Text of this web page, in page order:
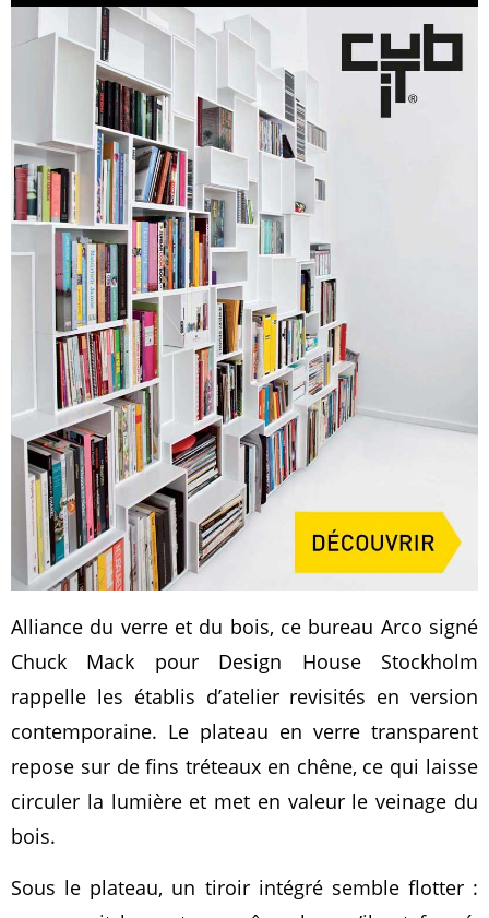
Alliance du verre et du bois, ce bureau Arco signé
Chuck Mack pour Design House Stockholm
rappelle les établis d’atelier revisités en version
contemporaine. Le plateau en verre transparent
repose sur de fins tréteaux en chêne, ce qui laisse
circuler la lumière et met en valeur le veinage du
bois.
Sous le plateau, un tiroir intégré semble flotter :